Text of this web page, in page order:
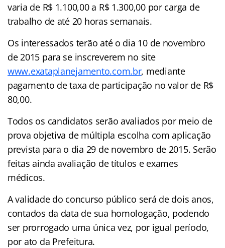
varia de R$ 1.100,00 a R$ 1.300,00 por carga de
trabalho de até 20 horas semanais.
Os interessados terão até o dia 10 de novembro
de 2015 para se inscreverem no site
www.exataplanejamento.com.br, mediante
pagamento de taxa de participação no valor de R$
80,00.
Todos os candidatos serão avaliados por meio de
prova objetiva de múltipla escolha com aplicação
prevista para o dia 29 de novembro de 2015. Serão
feitas ainda avaliação de títulos e exames
médicos.
A validade do concurso público será de dois anos,
contados da data de sua homologação, podendo
ser prorrogado uma única vez, por igual período,
por ato da Prefeitura.